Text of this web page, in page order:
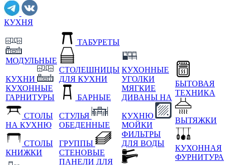
КУХНЯ
МОДУЛЬНЫЕ
КУХНИ
КУХОННЫЕ
ГАРНИТУРЫ
СТОЛЫ
НА КУХНЮ
СТОЛЫ
КНИЖКИ
ТАБУРЕТЫ
СТОЛЕШНИЦЫ
ДЛЯ КУХНИ
БАРНЫЕ
СТУЛЬЯ
ОБЕДЕННЫЕ
ГРУППЫ
СТЕНОВЫЕ
ПАНЕЛИ ДЛЯ
КУХОННЫЕ
УГОЛКИ
МЯГКИЕ
ДИВАНЫ НА
КУХНЮ
МОЙКИ
ФИЛЬТРЫ
ДЛЯ ВОДЫ
БЫТОВАЯ
ТЕХНИКА
ВЫТЯЖКИ
КУХОННАЯ
ФУРНИТУРА